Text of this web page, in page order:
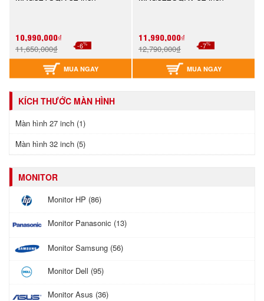
10,990,000₫
11,650,000₫ -6%
MUA NGAY
11,990,000₫
12,790,000₫ -7%
MUA NGAY
KÍCH THƯỚC MÀN HÌNH
Màn hình 27 inch (1)
Màn hình 32 inch (5)
MONITOR
Monitor HP (86)
Monitor Panasonic (13)
Monitor Samsung (56)
Monitor Dell (95)
Monitor Asus (36)